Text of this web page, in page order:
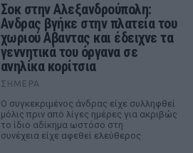
Σοκ στην Αλεξανδρούπολη:
Ανδρας βγήκε στην πλατεία του
χωριού Αβαντας και έδειχνε τα
γεννητικά του όργανα σε
ανηλίκα κορίτσια
ΣΉΜΕΡΑ
Ο συγκεκριμένος άνδρας είχε συλληφθεί
μόλις πριν από λίγες ημέρες για ακριβώς
το ίδιο αδίκημα ωστόσο στη
συνέχεια είχε αφεθεί ελεύθερος